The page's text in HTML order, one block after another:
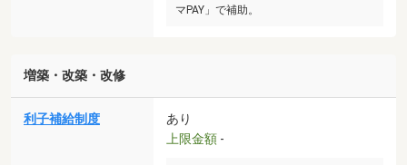
マPAY」で補助。
増築・改築・改修
利子補給制度
あり
上限金額 -